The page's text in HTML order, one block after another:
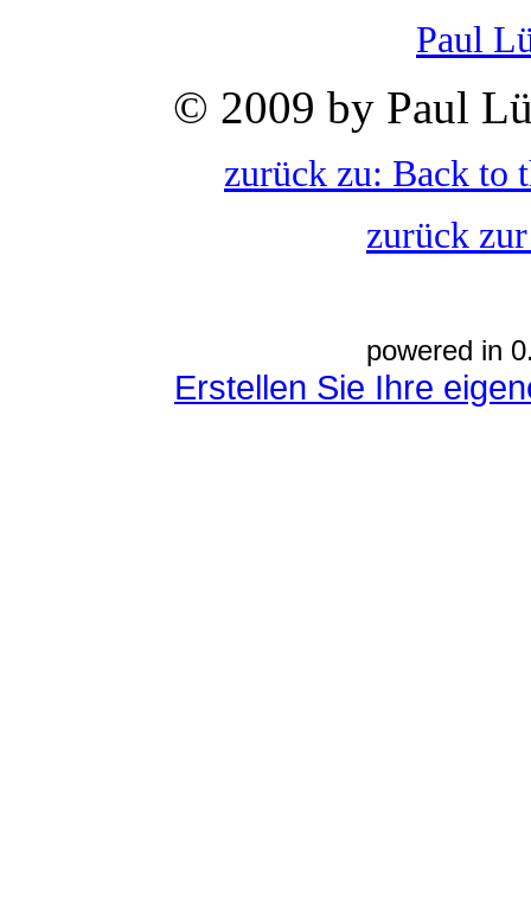
Paul
© 2009 by Paul
zurück zu: Back to
zurück
powered in
Erstellen Sie Ihre